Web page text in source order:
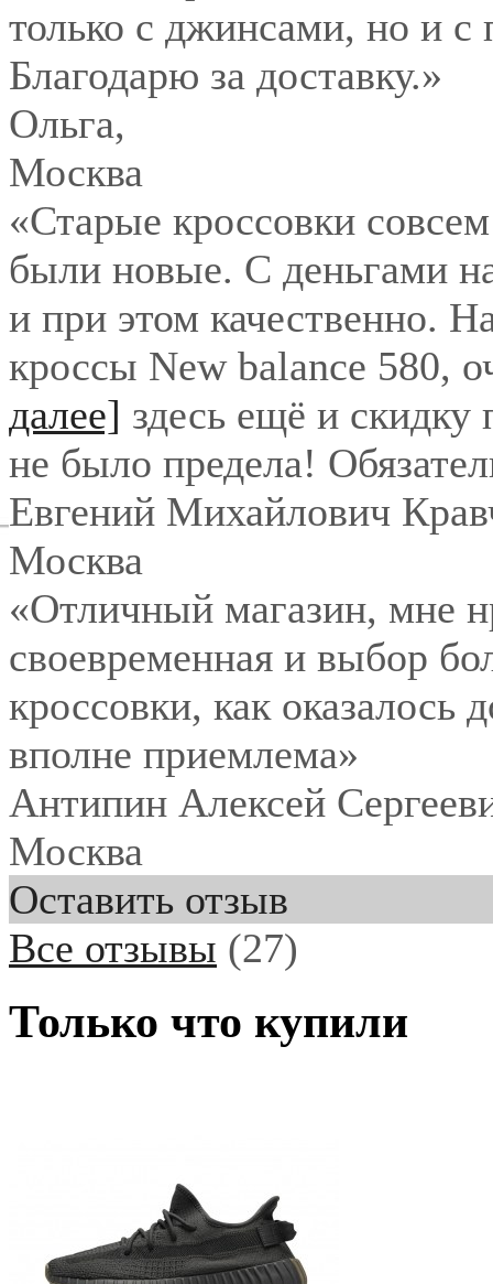
только с джинсами, но и с
Благодарю за доставку.»
Ольга,
Москва
«Старые кроссовки
были новые. С деньгами
и при этом качественно.
кроссы New balance 580,
далее] здесь ещё и
не было предела!
Евгений Михайлович
Москва
«Отличный магазин, мне
своевременная и выбор
кроссовки, как оказалось
вполне приемлема»
Антипин Алексей
Москва
Оставить отзыв
Все отзывы (27)
Только что купили